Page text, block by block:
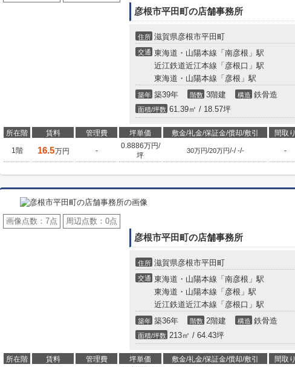
彦根市平田町の店舗事務所
住所 滋賀県彦根市平田町
交通 東海道・山陽本線「南彦根」駅
近江鉄道近江本線「彦根口」駅
東海道・山陽本線「彦根」駅
築年 築39年 階数 3階建 構造 鉄骨造
面積/坪数 61.39㎡ / 18.57坪
所在階 賃料 管理費 坪単価 敷金/礼金/保証金/償却/敷引 間取り
1階 16.5万円 -
0.8886万円/
坪
30万円/20万円/-/-/- -
画像点数： 7点 周辺点数： 0点
彦根市平田町の店舗事務所
住所 滋賀県彦根市平田町
交通 東海道・山陽本線「南彦根」駅
東海道・山陽本線「彦根」駅
近江鉄道近江本線「彦根口」駅
築年 築36年 階数 2階建 構造 鉄骨造
面積/坪数 213㎡ / 64.43坪
所在階 賃料 管理費 坪単価 敷金/礼金/保証金/償却/敷引 間取り